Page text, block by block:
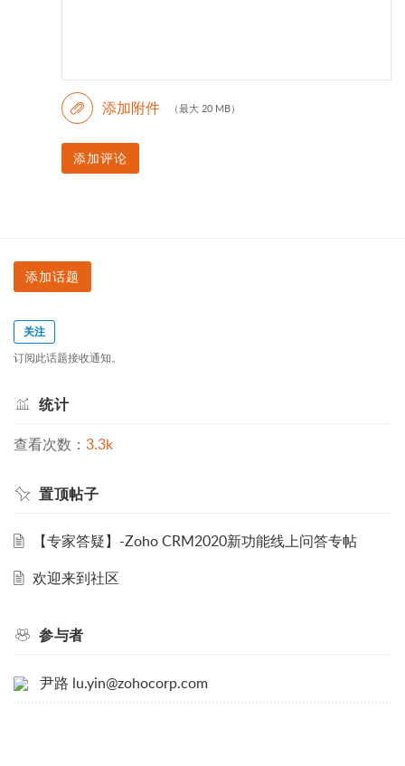
添加附件 （最大 20 MB）
添加评论
添加话题
关注
订阅此话题接收通知。
统计
查看次数： 3.3k
置顶帖子
【专家答疑】-Zoho CRM2020新功能线上问答专帖
欢迎来到社区
参与者
尹路 lu.yin@zohocorp.com